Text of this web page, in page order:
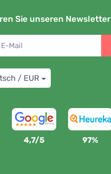
Sie unseren Newsletter
/ EUR
4,7/5 97%